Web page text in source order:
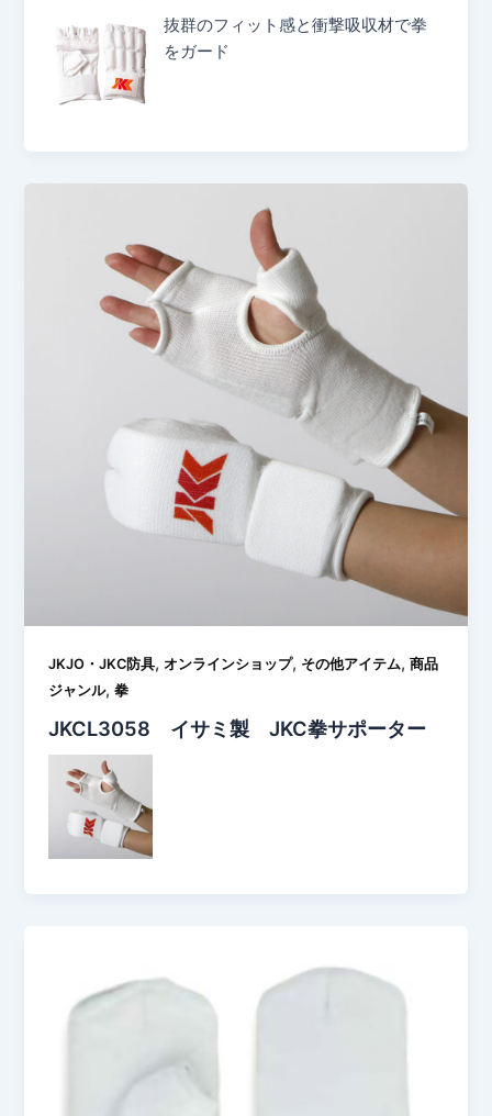
抜群のフィット感と衝撃吸収材で拳
をガード
JKJO・JKC防具,オンラインショップ, その他アイテム,商品
ジャンル,拳
JKCL3058 イサミ製 JKC拳サポーター